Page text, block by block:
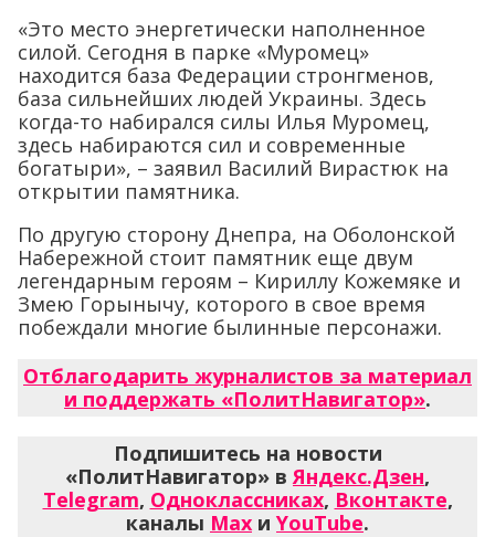
«Это место энергетически наполненное
силой. Сегодня в парке «Муромец»
находится база Федерации стронгменов,
база сильнейших людей Украины. Здесь
когда-то набирался силы Илья Муромец,
здесь набираются сил и современные
богатыри», – заявил Василий Вирастюк на
открытии памятника.
По другую сторону Днепра, на Оболонской
Набережной стоит памятник еще двум
легендарным героям – Кириллу Кожемяке и
Змею Горынычу, которого в свое время
побеждали многие былинные персонажи.
Отблагодарить журналистов за материал
и поддержать «ПолитНавигатор».
Подпишитесь на новости
«ПолитНавигатор» в Яндекс.Дзен,
Telegram, Одноклассниках, Вконтакте,
каналы Max и YouTube.